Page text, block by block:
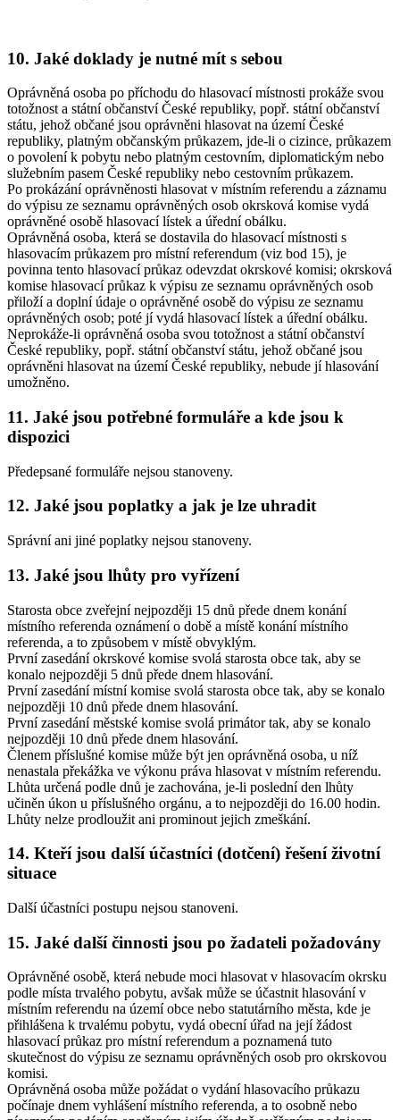
10. Jaké doklady je nutné mít s sebou
Oprávněná osoba po příchodu do hlasovací místnosti prokáže svou
totožnost a státní občanství České republiky, popř. státní občanství
státu, jehož občané jsou oprávněni hlasovat na území České
republiky, platným občanským průkazem, jde-li o cizince, průkazem
o povolení k pobytu nebo platným cestovním, diplomatickým nebo
služebním pasem České republiky nebo cestovním průkazem.
Po prokázání oprávněnosti hlasovat v místním referendu a záznamu
do výpisu ze seznamu oprávněných osob okrsková komise vydá
oprávněné osobě hlasovací lístek a úřední obálku.
Oprávněná osoba, která se dostavila do hlasovací místnosti s
hlasovacím průkazem pro místní referendum (viz bod 15), je
povinna tento hlasovací průkaz odevzdat okrskové komisi; okrsková
komise hlasovací průkaz k výpisu ze seznamu oprávněných osob
přiloží a doplní údaje o oprávněné osobě do výpisu ze seznamu
oprávněných osob; poté jí vydá hlasovací lístek a úřední obálku.
Neprokáže-li oprávněná osoba svou totožnost a státní občanství
České republiky, popř. státní občanství státu, jehož občané jsou
oprávněni hlasovat na území České republiky, nebude jí hlasování
umožněno.
11. Jaké jsou potřebné formuláře a kde jsou k
dispozici
Předepsané formuláře nejsou stanoveny.
12. Jaké jsou poplatky a jak je lze uhradit
Správní ani jiné poplatky nejsou stanoveny.
13. Jaké jsou lhůty pro vyřízení
Starosta obce zveřejní nejpozději 15 dnů přede dnem konání
místního referenda oznámení o době a místě konání místního
referenda, a to způsobem v místě obvyklým.
První zasedání okrskové komise svolá starosta obce tak, aby se
konalo nejpozději 5 dnů přede dnem hlasování.
První zasedání místní komise svolá starosta obce tak, aby se konalo
nejpozději 10 dnů přede dnem hlasování.
První zasedání městské komise svolá primátor tak, aby se konalo
nejpozději 10 dnů přede dnem hlasování.
Členem příslušné komise může být jen oprávněná osoba, u níž
nenastala překážka ve výkonu práva hlasovat v místním referendu.
Lhůta určená podle dnů je zachována, je-li poslední den lhůty
učiněn úkon u příslušného orgánu, a to nejpozději do 16.00 hodin.
Lhůty nelze prodloužit ani prominout jejich zmeškání.
14. Kteří jsou další účastníci (dotčení) řešení životní
situace
Další účastníci postupu nejsou stanoveni.
15. Jaké další činnosti jsou po žadateli požadovány
Oprávněné osobě, která nebude moci hlasovat v hlasovacím okrsku
podle místa trvalého pobytu, avšak může se účastnit hlasování v
místním referendu na území obce nebo statutárního města, kde je
přihlášena k trvalému pobytu, vydá obecní úřad na její žádost
hlasovací průkaz pro místní referendum a poznamená tuto
skutečnost do výpisu ze seznamu oprávněných osob pro okrskovou
komisi.
Oprávněná osoba může požádat o vydání hlasovacího průkazu
počínaje dnem vyhlášení místního referenda, a to osobně nebo